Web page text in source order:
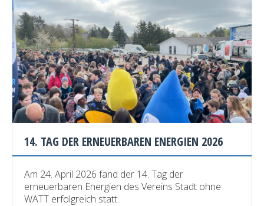
14. TAG DER ERNEUERBAREN ENERGIEN 2026
Am 24. April 2026 fand der 14. Tag der
erneuerbaren Energien des Vereins Stadt ohne
WATT erfolgreich statt.